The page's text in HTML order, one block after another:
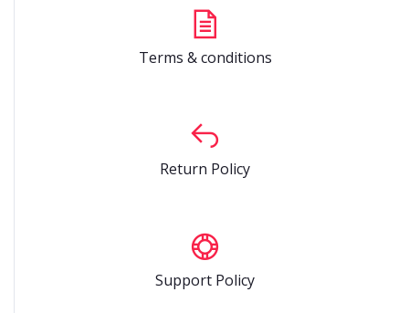
Terms & conditions
Return Policy
Support Policy